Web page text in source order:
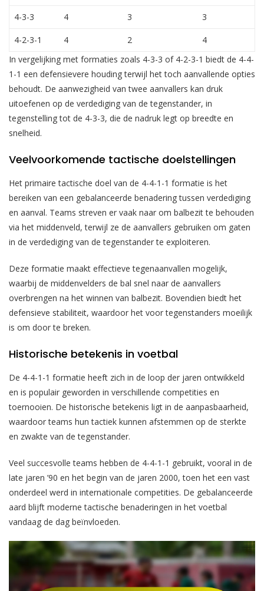
4-3-3 4 3 3
4-2-3-1 4 2
4
In vergelijking met formaties zoals 4-3-3 of 4-2-3-1 biedt de 4-4-
1-1 een defensievere houding terwijl het toch aanvallende opties
behoudt. De aanwezigheid van twee aanvallers kan druk
uitoefenen op de verdediging van de tegenstander, in
tegenstelling tot de 4-3-3, die de nadruk legt op breedte en
snelheid.
Veelvoorkomende tactische doelstellingen
Het primaire tactische doel van de 4-4-1-1 formatie is het
bereiken van een gebalanceerde benadering tussen verdediging
en aanval. Teams streven er vaak naar om balbezit te behouden
via het middenveld, terwijl ze de aanvallers gebruiken om gaten
in de verdediging van de tegenstander te exploiteren.
Deze formatie maakt effectieve tegenaanvallen mogelijk,
waarbij de middenvelders de bal snel naar de aanvallers
overbrengen na het winnen van balbezit. Bovendien biedt het
defensieve stabiliteit, waardoor het voor tegenstanders moeilijk
is om door te breken.
Historische betekenis in voetbal
De 4-4-1-1 formatie heeft zich in de loop der jaren ontwikkeld
en is populair geworden in verschillende competities en
toernooien. De historische betekenis ligt in de aanpasbaarheid,
waardoor teams hun tactiek kunnen afstemmen op de sterkte
en zwakte van de tegenstander.
Veel succesvolle teams hebben de 4-4-1-1 gebruikt, vooral in de
late jaren ’90 en het begin van de jaren 2000, toen het een vast
onderdeel werd in internationale competities. De gebalanceerde
aard blijft moderne tactische benaderingen in het voetbal
vandaag de dag beïnvloeden.